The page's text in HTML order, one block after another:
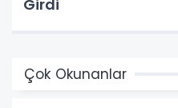
Girdi
Çok Okunanlar